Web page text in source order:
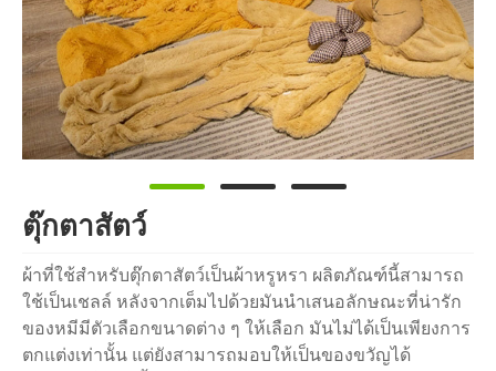
ตุ๊กตาสัตว์
ผ้าที่ใช้สำหรับตุ๊กตาสัตว์เป็นผ้าหรูหรา ผลิตภัณฑ์นี้สามารถ
ใช้เป็นเชลล์ หลังจากเต็มไปด้วยมันนำเสนอลักษณะที่น่ารัก
ของหมีมีตัวเลือกขนาดต่าง ๆ ให้เลือก มันไม่ได้เป็นเพียงการ
ตกแต่งเท่านั้น แต่ยังสามารถมอบให้เป็นของขวัญได้